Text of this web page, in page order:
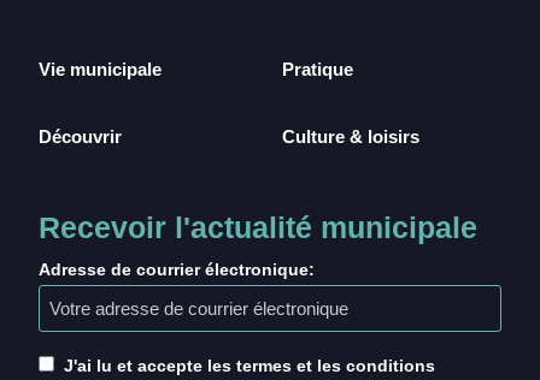
Vie municipale
Découvrir
Pratique
Culture & loisirs
Recevoir l'actualité municipale
Adresse de courrier électronique:
J'ai lu et accepte les termes et les conditions